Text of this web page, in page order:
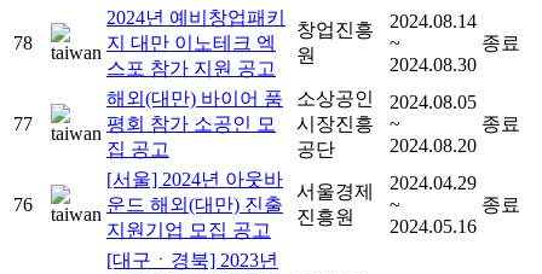
78
2024년 예비창업패키
지 대만 이노테크 엑
스포 참가 지원 공고
창업진흥
원
2024.08.14
~
2024.08.30
종료
77
해외(대만) 바이어 품
평회 참가 소공인 모
집 공고
소상공인
시장진흥
공단
2024.08.05
~
2024.08.20
종료
76
[서울] 2024년 아웃바
운드 해외(대만) 진출
지원기업 모집 공고
서울경제
진흥원
2024.04.29
~
2024.05.16
종료
[대구ㆍ경북] 2023년